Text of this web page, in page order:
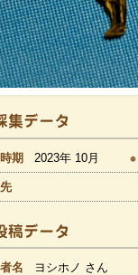
期 2023年 10月
名 ヨシホノ さん